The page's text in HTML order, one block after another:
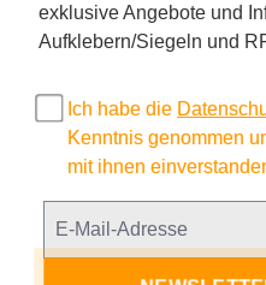
exklusive Angebote und
Aufklebern/Siegeln und
Ich habe die
Kenntnis genommen
mit ihnen